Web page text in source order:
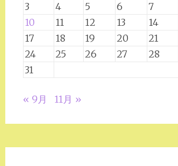
3
4 5 6 7
10
11 12 13 14
17
18 19 20 21
24
25 26 27 28
31
« 9月 11月 »